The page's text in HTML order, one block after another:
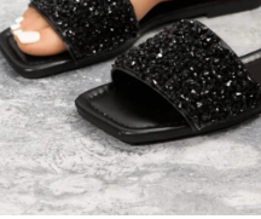
#2 Más vendidos
Baja tasa de retorno